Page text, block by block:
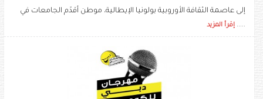
إلى عاصمة الثقافة الأوروبية بولونيا الإيطالية، موطن أقدّم الجامعات في
..... إقرأ المزيد